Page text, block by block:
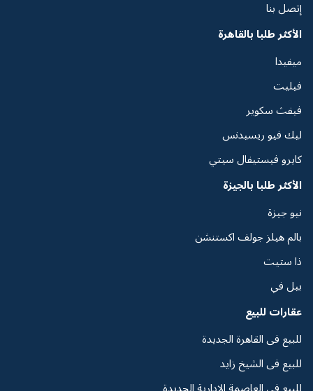
إتصل بنا
الأكثر طلبا بالقاهرة
ميفيدا
فيليت
فيفث سكوير
ليك فيو ريسيدنس
كايرو فيستيفال سيتي
الأكثر طلبا بالجيزة
نيو جيزة
بالم هيلز جولف اكستنشن
ذا ستيت
بيل في
عقارات للبيع
للبيع فى القاهرة الجديدة
للبيع فى الشيخ زايد
للبيع فى العاصمة الإدارية الجديدة